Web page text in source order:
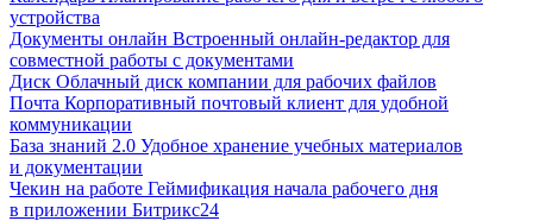
устройства
Документы онлайн Встроенный онлайн-редактор для
совместной работы с документами
Диск Облачный диск компании для рабочих файлов
Почта Корпоративный почтовый клиент для удобной
коммуникации
База знаний 2.0 Удобное хранение учебных материалов
и документации
Чекин на работе Геймификация начала рабочего дня
в приложении Битрикс24